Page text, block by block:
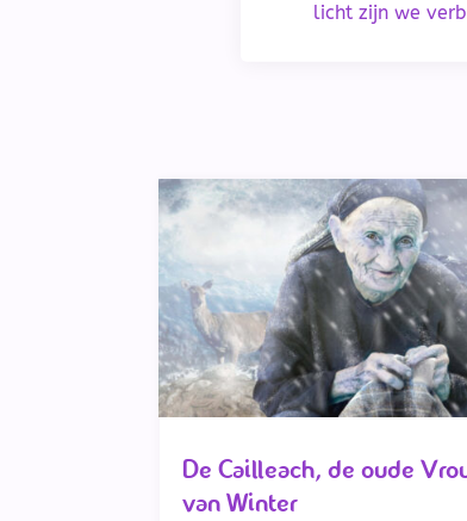
licht zijn we
De Cailleach, de oude
van Winter